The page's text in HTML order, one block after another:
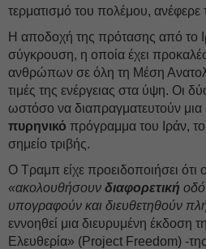
τερματισμό του πολέμου, ανέφερε
Η αποδοχή της πρότασης από το
σύγκρουση, η οποία έχει
ανθρώπων σε όλη τη Μέση Ανατολή
τιμές της ενέργειας στα ύψη. Οι
ωστόσο να διαπραγματευτούν μια
πυρηνικό πρόγραμμα του Ιράν,
σημείο τριβής.
Ο Τραμπ είχε προειδοποιήσει ότι
«ακολουθήσουν διαφορετική οδό
υπογραφούν και διευθετηθούν
εννοηθεί μια διευρυμένη έκδοση
Ελευθερία» (Project Freedom) -